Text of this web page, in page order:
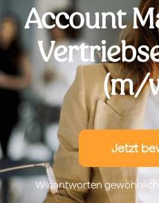
Account
(m/
Jetzt
Wir antworten